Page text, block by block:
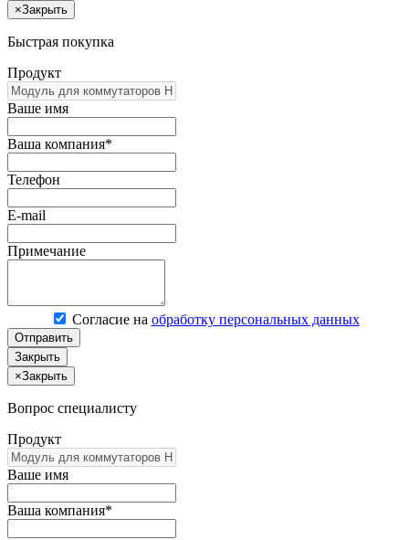
×Закрыть
Быстрая покупка
Продукт
Ваше имя
Ваша компания*
Телефон
E-mail
Примечание
Согласие на обработку персональных данных
Отправить
Закрыть
×Закрыть
Вопрос специалисту
Продукт
Ваше имя
Ваша компания*